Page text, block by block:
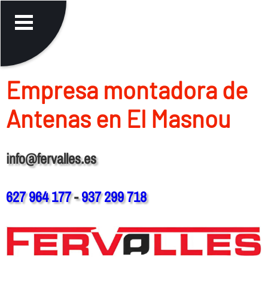
Empresa montadora de
Antenas en El Masnou
info@fervalles.es
627 964 177-937 299 718